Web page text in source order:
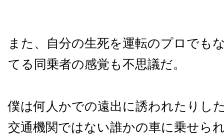
また、自分の生死を運転のプロでも
てる同乗者の感覚も不思議だ。
僕は何人かでの遠出に誘われたりし
交通機関ではない誰かの車に乗せら